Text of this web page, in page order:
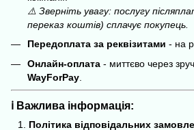
⚠️ Зверніть увагу: послугу
переказ коштів) сплачує покупець.
Передоплата за реквізитами - на
Онлайн-оплата - миттєво через
WayForPay
ℹ️ Важлива інформація:
Політика відповідальних